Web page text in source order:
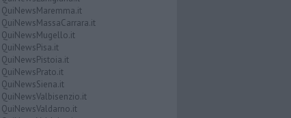
QuiNewsMaremma.it
QuiNewsMassaCarrara.it
QuiNewsMugello.it
QuiNewsPisa.it
QuiNewsPistoia.it
QuiNewsPrato.it
QuiNewsSiena.it
QuiNewsValbisenzio.it
QuiNewsValdarno.it